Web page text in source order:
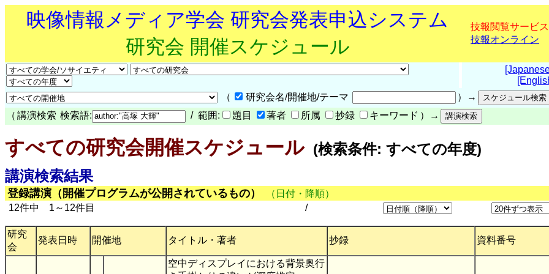
映像情報メディア学会 研究会発表申込システム
研究会 開催スケジュール
技報閲覧サービス
技報オンライン
（
研究会名/開催地/テーマ
）→
（ 講演検索 検索語: / 範囲: 題目 著者 所属 抄録 キーワード ）→
すべての研究会開催スケジュール(検索条件: すべての年度)
講演検索結果
登録講演（開催プログラムが公開されているもの）
（日付・降順）
12件中 1～12件目
/
研究
会
発表日時 開催地 タイトル・著者 抄録 資料番号
空中ディスプレイにおける背景奥行